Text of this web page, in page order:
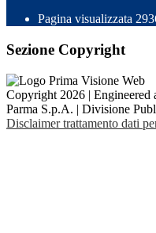
Pagina visualizzata
Sezione Copyright
Copyright 2026 | Engineered
Parma S.p.A. | Divisione
Disclaimer trattamento dati